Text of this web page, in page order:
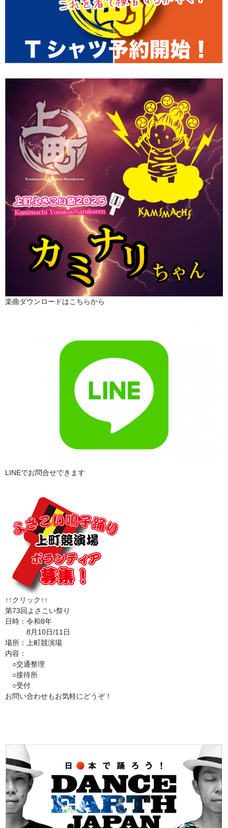
楽曲ダウンロードはこちらから
LINEでお問合せできます
↑↑クリック↑↑
第73回よさこい祭り
日時：令和8年
8月10日/11日
場所：上町競演場
内容：
○交通整理
○接待所
○受付
お問い合わせもお気軽にどうぞ！